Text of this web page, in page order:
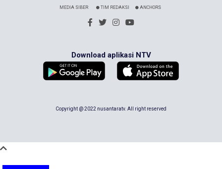
MEDIA SIBER TIM REDAKSI ANCHORS
Download aplikasi NTV
Copyright @ 2022 nusantaratv. All right reserved